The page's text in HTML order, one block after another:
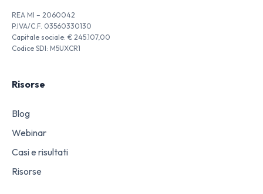
REA MI – 2060042
P.IVA/C.F. 03560330130
Capitale sociale: € 245.107,00
Codice SDI: M5UXCR1
Risorse
Blog
Webinar
Casi e risultati
Risorse